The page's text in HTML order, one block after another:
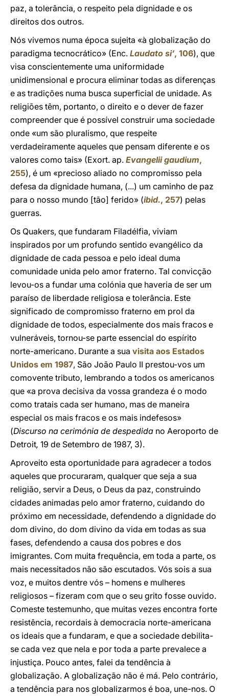
paz, a tolerância, o respeito pela dignidade e os
direitos dos outros.
Nós vivemos numa época sujeita «à globalização do
paradigma tecnocrático» (Enc. Laudato si’, 106), que
visa conscientemente uma uniformidade
unidimensional e procura eliminar todas as diferenças
e as tradições numa busca superficial de unidade. As
religiões têm, portanto, o direito e o dever de fazer
compreender que é possível construir uma sociedade
onde «um são pluralismo, que respeite
verdadeiramente aqueles que pensam diferente e os
valores como tais» (Exort. ap. Evangelii gaudium,
255), é um «precioso aliado no compromisso pela
defesa da dignidade humana, (...) um caminho de paz
para o nosso mundo [tão] ferido» (ibid., 257) pelas
guerras.
Os Quakers, que fundaram Filadélfia, viviam
inspirados por um profundo sentido evangélico da
dignidade de cada pessoa e pelo ideal duma
comunidade unida pelo amor fraterno. Tal convicção
levou-os a fundar uma colónia que haveria de ser um
paraíso de liberdade religiosa e tolerância. Este
significado de compromisso fraterno em prol da
dignidade de todos, especialmente dos mais fracos e
vulneráveis, tornou-se parte essencial do espírito
norte-americano. Durante a sua visita aos Estados
Unidos em 1987, São João Paulo II prestou-vos um
comovente tributo, lembrando a todos os americanos
que «a prova decisiva da vossa grandeza é o modo
como tratais cada ser humano, mas de maneira
especial os mais fracos e os mais indefesos»
(Discurso na cerimónia de despedida no Aeroporto de
Detroit, 19 de Setembro de 1987, 3).
Aproveito esta oportunidade para agradecer a todos
aqueles que procuraram, qualquer que seja a sua
religião, servir a Deus, o Deus da paz, construindo
cidades animadas pelo amor fraterno, cuidando do
próximo em necessidade, defendendo a dignidade do
dom divino, do dom divino da vida em todas as sua
fases, defendendo a causa dos pobres e dos
imigrantes. Com muita frequência, em toda a parte, os
mais necessitados não são escutados. Vós sois a sua
voz, e muitos dentre vós – homens e mulheres
religiosos – fizeram com que o seu grito fosse ouvido.
Comeste testemunho, que muitas vezes encontra forte
resistência, recordais à democracia norte-americana
os ideais que a fundaram, e que a sociedade debilita-
se cada vez que nela e por toda a parte prevalece a
injustiça. Pouco antes, falei da tendência à
globalização. A globalização não é má. Pelo contrário,
a tendência para nos globalizarmos é boa, une-nos. O